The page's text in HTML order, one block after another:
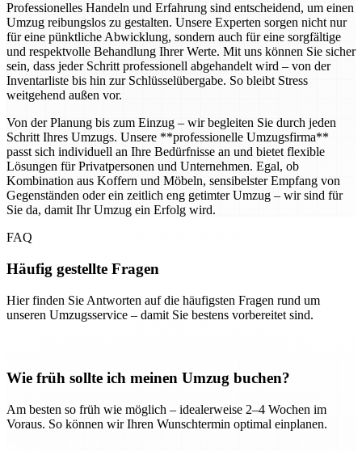
Professionelles Handeln und Erfahrung sind entscheidend, um einen
Umzug reibungslos zu gestalten. Unsere Experten sorgen nicht nur
für eine pünktliche Abwicklung, sondern auch für eine sorgfältige
und respektvolle Behandlung Ihrer Werte. Mit uns können Sie sicher
sein, dass jeder Schritt professionell abgehandelt wird – von der
Inventarliste bis hin zur Schlüsselübergabe. So bleibt Stress
weitgehend außen vor.
Von der Planung bis zum Einzug – wir begleiten Sie durch jeden
Schritt Ihres Umzugs. Unsere **professionelle Umzugsfirma**
passt sich individuell an Ihre Bedürfnisse an und bietet flexible
Lösungen für Privatpersonen und Unternehmen. Egal, ob
Kombination aus Koffern und Möbeln, sensibelster Empfang von
Gegenständen oder ein zeitlich eng getimter Umzug – wir sind für
Sie da, damit Ihr Umzug ein Erfolg wird.
FAQ
Häufig gestellte Fragen
Hier finden Sie Antworten auf die häufigsten Fragen rund um
unseren Umzugsservice – damit Sie bestens vorbereitet sind.
Wie früh sollte ich meinen Umzug buchen?
Am besten so früh wie möglich – idealerweise 2–4 Wochen im
Voraus. So können wir Ihren Wunschtermin optimal einplanen.